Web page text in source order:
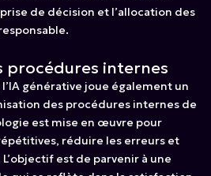
de décision et l’allocation des
procédures internes
générative joue également un
des procédures internes de
est mise en œuvre pour
réduire les erreurs et
est de parvenir à une